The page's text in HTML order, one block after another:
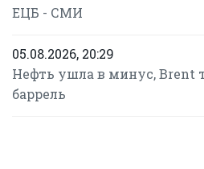
ЕЦБ - СМИ
05.08.2026, 20:29
Нефть ушла в минус, Brent
баррель